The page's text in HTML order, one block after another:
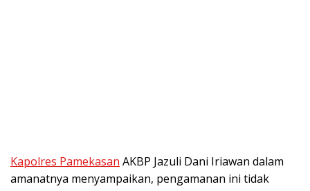
Kapolres Pamekasan AKBP Jazuli Dani Iriawan dalam
amanatnya menyampaikan, pengamanan ini tidak